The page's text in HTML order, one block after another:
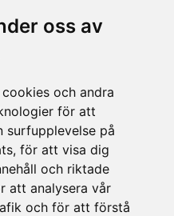
oss av
och andra
för att
surfupplevelse på
för att visa dig
och riktade
att analysera vår
och för att förstå
med hög
alltid varit ett av
▪ Caps Me ▪
▪ Ken Hom ▪ Kilner ▪
Style de Vie ▪ Mason
and Kengsington ▪
▪ Style de Vie ▪